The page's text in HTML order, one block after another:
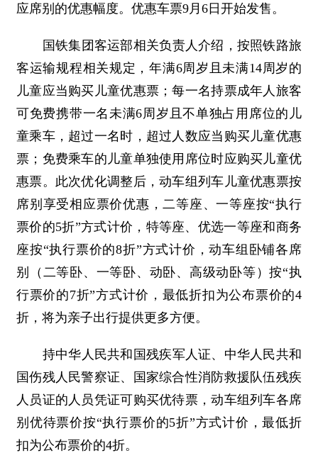
应席别的优惠幅度。优惠车票9月6日开始发售。
国铁集团客运部相关负责人介绍，按照铁路旅
客运输规程相关规定，年满6周岁且未满14周岁的
儿童应当购买儿童优惠票；每一名持票成年人旅客
可免费携带一名未满6周岁且不单独占用席位的儿
童乘车，超过一名时，超过人数应当购买儿童优惠
票；免费乘车的儿童单独使用席位时应购买儿童优
惠票。此次优化调整后，动车组列车儿童优惠票按
席别享受相应票价优惠，二等座、一等座按“执行
票价的5折”方式计价，特等座、优选一等座和商务
座按“执行票价的8折”方式计价，动车组卧铺各席
别（二等卧、一等卧、动卧、高级动卧等）按“执
行票价的7折”方式计价，最低折扣为公布票价的4
折，将为亲子出行提供更多方便。
持中华人民共和国残疾军人证、中华人民共和
国伤残人民警察证、国家综合性消防救援队伍残疾
人员证的人员凭证可购买优待票，动车组列车各席
别优待票价按“执行票价的5折”方式计价，最低折
扣为公布票价的4折。